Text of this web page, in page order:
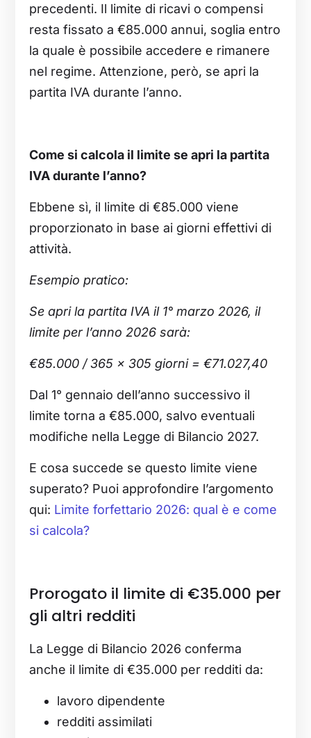
precedenti. Il limite di ricavi o compensi
resta fissato a €85.000 annui, soglia entro
la quale è possibile accedere e rimanere
nel regime. Attenzione, però, se apri la
partita IVA durante l’anno.
Come si calcola il limite se apri la partita
IVA durante l’anno?
Ebbene sì, il limite di €85.000 viene
proporzionato in base ai giorni effettivi di
attività.
Esempio pratico:
Se apri la partita IVA il 1° marzo 2026, il
limite per l’anno 2026 sarà:
€85.000 / 365 × 305 giorni = €71.027,40
Dal 1° gennaio dell’anno successivo il
limite torna a €85.000, salvo eventuali
modifiche nella Legge di Bilancio 2027.
E cosa succede se questo limite viene
superato? Puoi approfondire l’argomento
qui: Limite forfettario 2026: qual è e come
si calcola?
Prorogato il limite di €35.000 per
gli altri redditi
La Legge di Bilancio 2026 conferma
anche il limite di €35.000 per redditi da:
lavoro dipendente
redditi assimilati